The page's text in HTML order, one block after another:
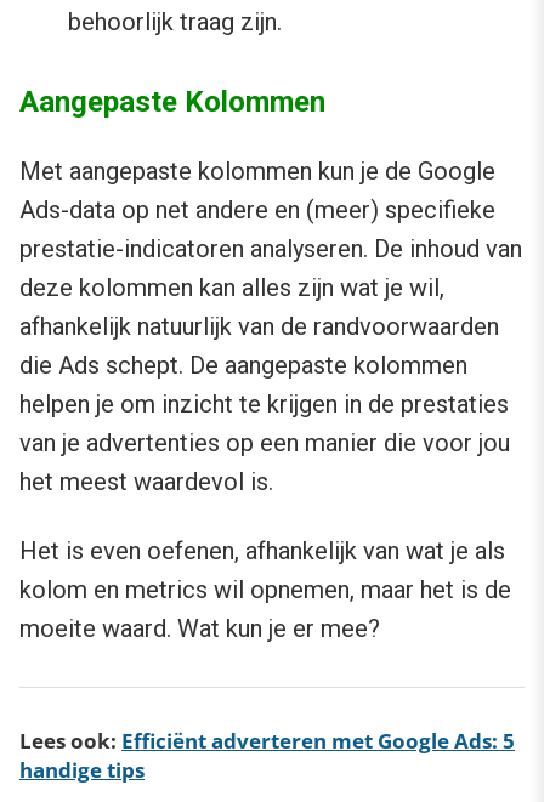
behoorlijk traag zijn.
Aangepaste Kolommen
Met aangepaste kolommen kun je de Google
Ads-data op net andere en (meer) specifieke
prestatie-indicatoren analyseren. De inhoud van
deze kolommen kan alles zijn wat je wil,
afhankelijk natuurlijk van de randvoorwaarden
die Ads schept. De aangepaste kolommen
helpen je om inzicht te krijgen in de prestaties
van je advertenties op een manier die voor jou
het meest waardevol is.
Het is even oefenen, afhankelijk van wat je als
kolom en metrics wil opnemen, maar het is de
moeite waard. Wat kun je er mee?
Lees ook: Efficiënt adverteren met Google Ads: 5
handige tips